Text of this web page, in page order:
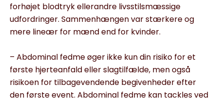
forhøjet blodtryk ellerandre livsstilsmæssige
udfordringer. Sammenhængen var stærkere og
mere lineær for mænd end for kvinder.
– Abdominal fedme øger ikke kun din risiko for et
første hjerteanfald eller slagtilfælde, men også
risikoen for tilbagevendende begivenheder efter
den første event. Abdominal fedme kan tackles ved